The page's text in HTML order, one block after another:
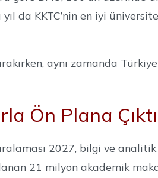
da KKTC’nin en iyi
aynı zamanda
Ön Plana Çıktı
2027, bilgi ve
21 milyon akademik